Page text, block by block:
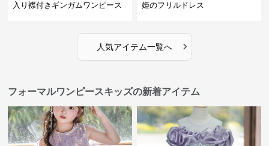
入り襟付きギンガムワンピース
姫のフリルドレス
人気アイテム一覧へ ›
フォーマルワンピースキッズの新着アイテム